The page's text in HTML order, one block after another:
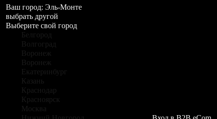
Ваш город: Эль-Монте
выбрать другой
Выберите свой город
Белгород
Волгоград
Воронеж
Воронеж
Екатеринбург
Казань
Краснодар
Красноярск
Москва